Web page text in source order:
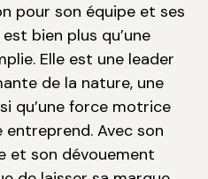
pour son équipe et ses
bien plus qu’une
Elle est une leader
de la nature, une
qu’une force motrice
entreprend. Avec son
et son dévouement